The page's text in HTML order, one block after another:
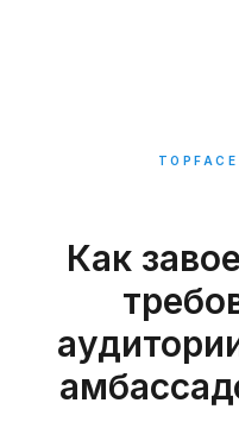
Как